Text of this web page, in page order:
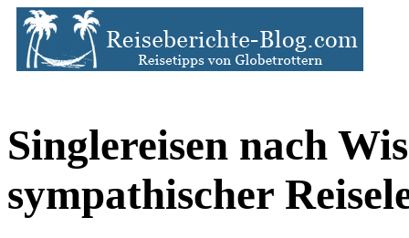
Singlereisen nach
sympathischer